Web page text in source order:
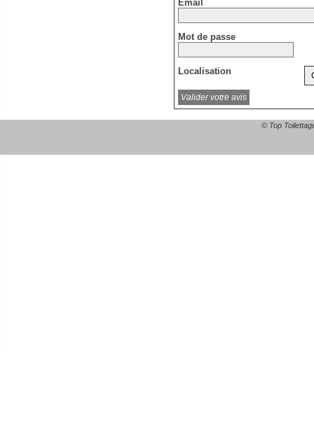
Email
Mot de passe
Localisation
© Top